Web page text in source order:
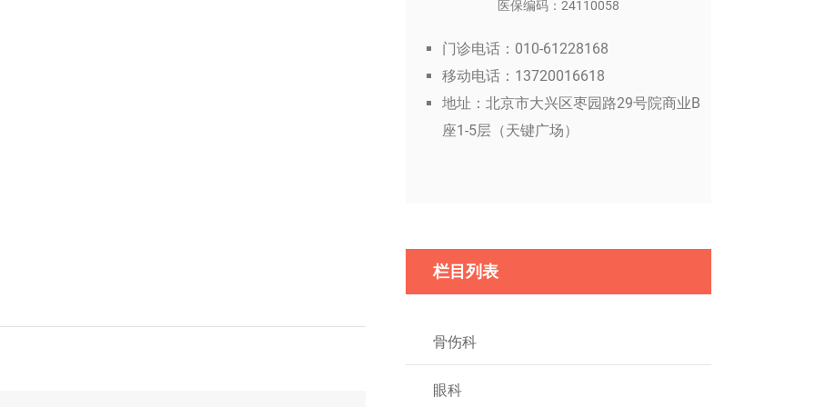
医保编码：24110058
门诊电话：010-61228168
移动电话：13720016618
地址：北京市大兴区枣园路29号院商业B
座1-5层（天键广场）
栏目列表
骨伤科
眼科